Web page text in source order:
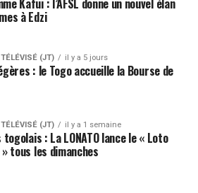
à Edzi
(JT) il y a 5 jours
: le Togo accueille la Bourse de
(JT) il y a 1 semaine
: La LONATO lance le « Loto
tous les dimanches